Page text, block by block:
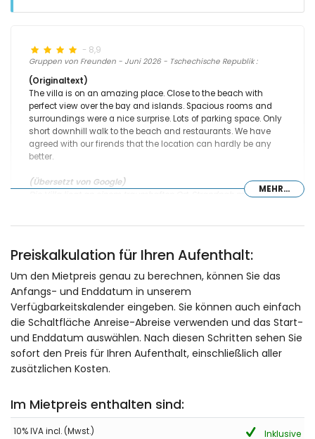
- 8,9
Gruppen von Freunden - Juni 2026 - Tschechische Republik :
(Originaltext)
The villa is on an amazing place. Close to the beach with
perfect view over the bay and islands. Spacious rooms and
surroundings were a nice surprise. Lots of parking space. Only
short downhill walk to the beach and restaurants. We have
agreed with our firends that the location can hardly be any
better.
(Übersetzt von Google)
Die Villa liegt an einem traumhaften Ort. Strandnah mit
bergab entfernt. Wir und unsere Freunde sind uns einig: Die Lage
ist einfach unschlagbar.
- 9,0
Ältere Paare - September 2025 - Schweiz :
Sehr schönes, gut gepflegtes Haus mit toller Ausstattung und
grossem Poolbereich. Preis-Leistungs-Verhältnis ist toll! Toller
hatten. Auto ist sehr von Vorteil. Alles in allem sehr zu
empfehlen - wir kommen sicher wieder!
MEHR...
Preiskalkulation für Ihren Aufenthalt:
Um den Mietpreis genau zu berechnen, können Sie das
Anfangs- und Enddatum in unserem
Verfügbarkeitskalender eingeben. Sie können auch einfach
die Schaltfläche Anreise-Abreise verwenden und das Start-
und Enddatum auswählen. Nach diesen Schritten sehen Sie
sofort den Preis für Ihren Aufenthalt, einschließlich aller
zusätzlichen Kosten.
Im Mietpreis enthalten sind:
10% IVA incl. (Mwst.) Inklusive